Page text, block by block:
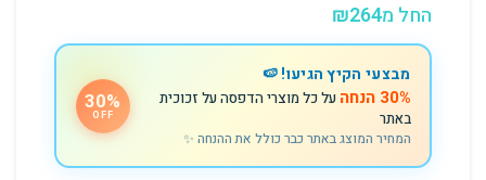
החל מ ₪264
מבצעי הקיץ הגיעו! 🍉
30% הנחה
על כל מוצרי הדפסה על זכוכית
באתר
המחיר המוצג באתר כבר כולל את ההנחה ✨
30%
OFF